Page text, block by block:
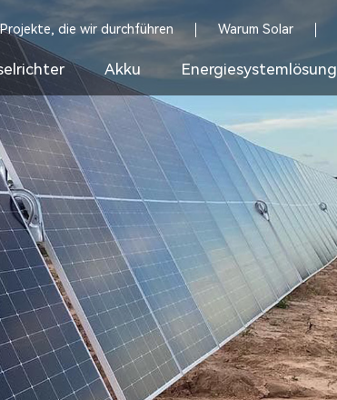
Projekte, die wir durchführen Warum Solar
Akku Energiesystemlösung